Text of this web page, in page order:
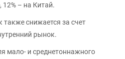
– на Китай.
снижается за счет
рынок.
мало- и среднетоннажного